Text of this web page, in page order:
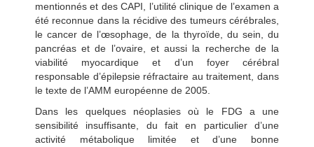
mentionnés et des CAPI, l’utilité clinique de l’examen a
été reconnue dans la récidive des tumeurs cérébrales,
le cancer de l’œsophage, de la thyroïde, du sein, du
pancréas et de l’ovaire, et aussi la recherche de la
viabilité myocardique et d’un foyer cérébral
responsable d’épilepsie réfractaire au traitement, dans
le texte de l’AMM européenne de 2005.
Dans les quelques néoplasies où le FDG a une
sensibilité insuffisante, du fait en particulier d’une
activité métabolique limitée et d’une bonne